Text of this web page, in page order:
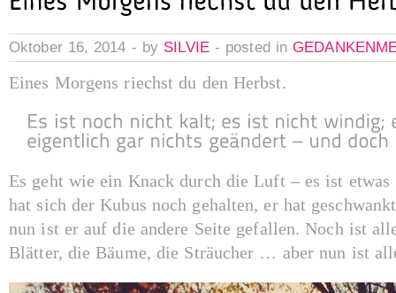
Oktober 16, 2014 - by SILVIE- posted in
Eines Morgens riechst du den Herbst.
Es geht wie ein Knack durch die Luft – es ist etwas
hat sich der Kubus noch gehalten, er hat
nun ist er auf die andere Seite gefallen. Noch ist
Blätter, die Bäume, die Sträucher … aber nun ist